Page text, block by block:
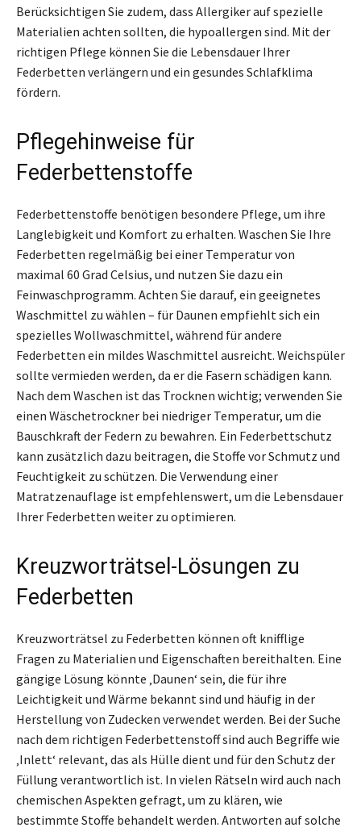
Berücksichtigen Sie zudem, dass Allergiker auf spezielle
Materialien achten sollten, die hypoallergen sind. Mit der
richtigen Pflege können Sie die Lebensdauer Ihrer
Federbetten verlängern und ein gesundes Schlafklima
fördern.
Pflegehinweise für
Federbettenstoffe
Federbettenstoffe benötigen besondere Pflege, um ihre
Langlebigkeit und Komfort zu erhalten. Waschen Sie Ihre
Federbetten regelmäßig bei einer Temperatur von
maximal 60 Grad Celsius, und nutzen Sie dazu ein
Feinwaschprogramm. Achten Sie darauf, ein geeignetes
Waschmittel zu wählen – für Daunen empfiehlt sich ein
spezielles Wollwaschmittel, während für andere
Federbetten ein mildes Waschmittel ausreicht. Weichspüler
sollte vermieden werden, da er die Fasern schädigen kann.
Nach dem Waschen ist das Trocknen wichtig; verwenden Sie
einen Wäschetrockner bei niedriger Temperatur, um die
Bauschkraft der Federn zu bewahren. Ein Federbettschutz
kann zusätzlich dazu beitragen, die Stoffe vor Schmutz und
Feuchtigkeit zu schützen. Die Verwendung einer
Matratzenauflage ist empfehlenswert, um die Lebensdauer
Ihrer Federbetten weiter zu optimieren.
Kreuzworträtsel-Lösungen zu
Federbetten
Kreuzworträtsel zu Federbetten können oft knifflige
Fragen zu Materialien und Eigenschaften bereithalten. Eine
gängige Lösung könnte ‚Daunen‘ sein, die für ihre
Leichtigkeit und Wärme bekannt sind und häufig in der
Herstellung von Zudecken verwendet werden. Bei der Suche
nach dem richtigen Federbettenstoff sind auch Begriffe wie
‚Inlett‘ relevant, das als Hülle dient und für den Schutz der
Füllung verantwortlich ist. In vielen Rätseln wird auch nach
chemischen Aspekten gefragt, um zu klären, wie
bestimmte Stoffe behandelt werden. Antworten auf solche